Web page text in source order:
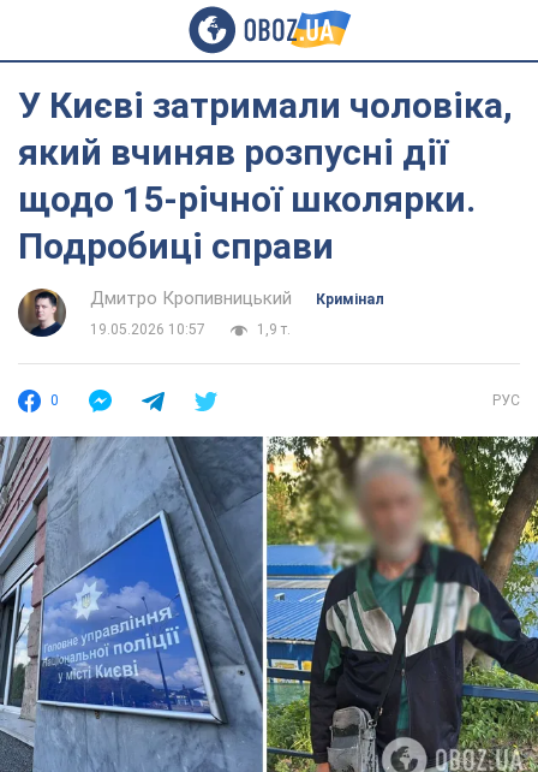
У Києві затримали чоловіка,
який вчиняв розпусні дії
щодо 15-річної школярки.
Подробиці справи
Дмитро Кропивницький
Кримінал
19.05.2026 10:57
1,9 т.
0 РУС